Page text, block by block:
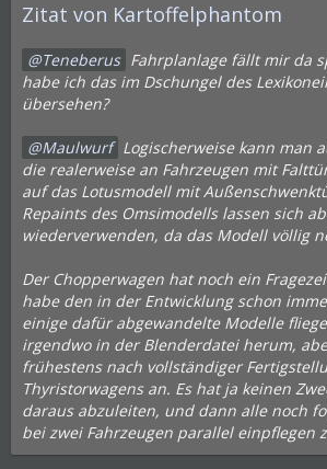
Zitat von Kartoffelphantom
Teneberus Fahrplanlage fällt mir da
habe ich das im Dschungel des
übersehen?
Maulwurf Logischerweise kann man
die realerweise an Fahrzeugen mit
auf das Lotusmodell mit
Repaints des Omsimodells lassen sich
wiederverwenden, da das Modell völlig
Der Chopperwagen hat noch ein
habe den in der Entwicklung schon
einige dafür abgewandelte Modelle
irgendwo in der Blenderdatei herum,
frühestens nach vollständiger
Thyristorwagens an. Es hat ja keinen
daraus abzuleiten, und dann alle noch
bei zwei Fahrzeugen parallel einpflegen